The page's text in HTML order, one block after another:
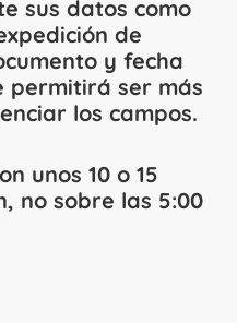
sus datos como
de
y fecha
permitirá ser más
los campos.
unos 10 o 15
no sobre las 5:00